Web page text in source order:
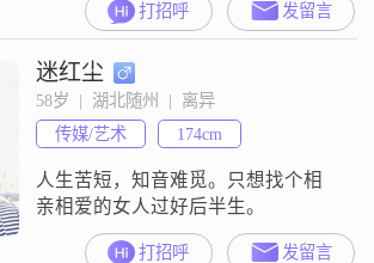
打招呼 发留言
迷红尘
58岁  |  湖北随州  |  离异
传媒/艺术
174cm
人生苦短，知音难觅。只想找个相
亲相爱的女人过好后半生。
打招呼 发留言